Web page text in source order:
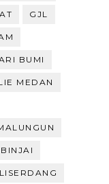
GJL
BUMI
MEDAN